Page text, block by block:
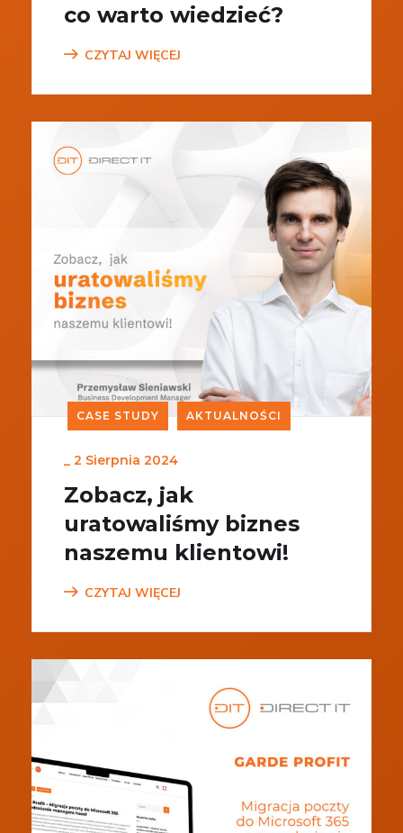
co warto wiedzieć?
CZYTAJ WIĘCEJ
CASE STUDY AKTUALNOŚCI
_ 2 Sierpnia 2024
Zobacz, jak
uratowaliśmy biznes
naszemu klientowi!
CZYTAJ WIĘCEJ